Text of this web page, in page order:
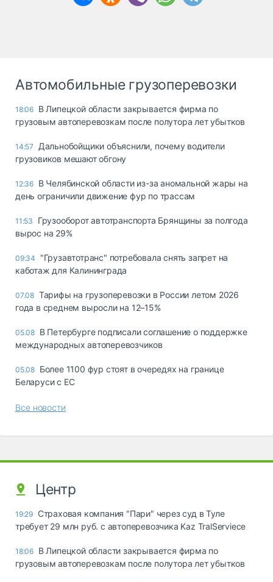
Автомобильные грузоперевозки
18:06 В Липецкой области закрывается фирма по
грузовым автоперевозкам после полутора лет убытков
14:57
Дальнобойщики объяснили, почему водители
грузовиков мешают обгону
12:36 В Челябинской области из-за аномальной жары на
день ограничили движение фур по трассам
11:53
Грузооборот автотранспорта Брянщины за полгода
вырос на 29%
09:34
"Грузавтотранс" потребовала снять запрет на
каботаж для Калининграда
07.08 Тарифы на грузоперевозки в России летом 2026
года в среднем выросли на 12–15%
05.08 В Петербурге подписали соглашение о поддержке
международных автоперевозчиков
05.08 Более 1100 фур стоят в очередях на границе
Беларуси с ЕС
Все новости
Центр
19:29 Страховая компания "Пари" через суд в Туле
требует 29 млн руб. с автоперевозчика Kaz TralServiece
18:06 В Липецкой области закрывается фирма по
грузовым автоперевозкам после полутора лет убытков